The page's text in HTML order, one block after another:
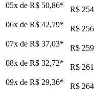
05x de R$ 50,86*
R$
06x de R$ 42,79*
R$
07x de R$ 37,03*
R$
08x de R$ 32,72*
R$
09x de R$ 29,36*
R$